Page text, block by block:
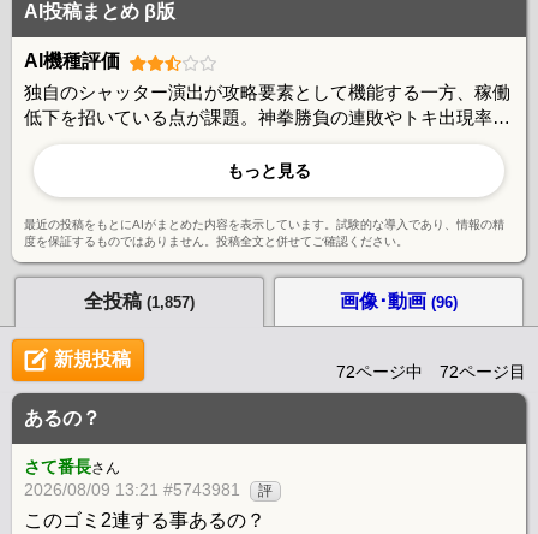
AI投稿まとめ β版
AI機種評価
独自のシャッター演出が攻略要素として機能する一方、稼働
低下を招いている点が課題。神拳勝負の連敗やトキ出現率の
低さに不満の声もあるが、天破システムや伝承モードなど戦
略性は評価されており、引き次第で大きく化ける可能性を秘
めた機種との意見が多い。
もっと見る
最近の投稿をもとにAIがまとめた内容を表示しています。試験的な導入であり、情報の精
度を保証するものではありません。投稿全文と併せてご確認ください。
全投稿 (1,857) 画像･動画 (96)
新規投稿
72ページ中 72ページ目
あるの？
さて番長さん
2026/08/09 13:21 #5743981 評
このゴミ2連する事あるの？